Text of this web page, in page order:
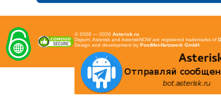
© 2008 — 2026 Asterisk.ru
Digium, Asterisk and AsteriskNOW are registered trademarks of
Design and development by PostMet-Netzwerk GmbH